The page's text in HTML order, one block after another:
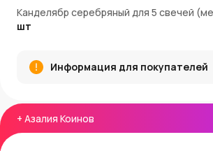
+ Азалия Коинов
ШтрихКод: 2009980173061
Вес
Длина: 30 см
Материал
Страна производитель
Канделябр серебряный для 5 свечей
шт
Информация для покупателей